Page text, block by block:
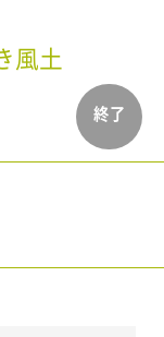
終了
風土